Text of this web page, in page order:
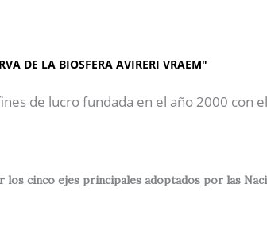
DE LA BIOSFERA AVIRERI VRAEM"
de lucro fundada en el año 2000
cinco ejes principales adoptados por las